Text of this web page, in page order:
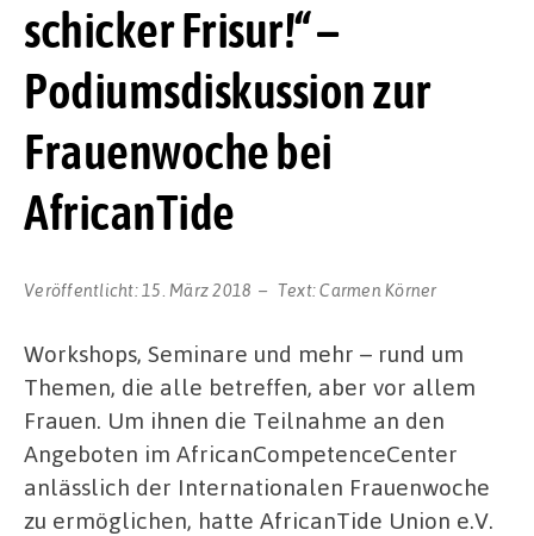
schicker Frisur!“ –
Podiumsdiskussion zur
Frauenwoche bei
AfricanTide
Veröffentlicht: 15. März 2018 Text:Carmen Körner
Workshops, Seminare und mehr – rund um
Themen, die alle betreffen, aber vor allem
Frauen. Um ihnen die Teilnahme an den
Angeboten im AfricanCompetenceCenter
anlässlich der Internationalen Frauenwoche
zu ermöglichen, hatte AfricanTide Union e.V.